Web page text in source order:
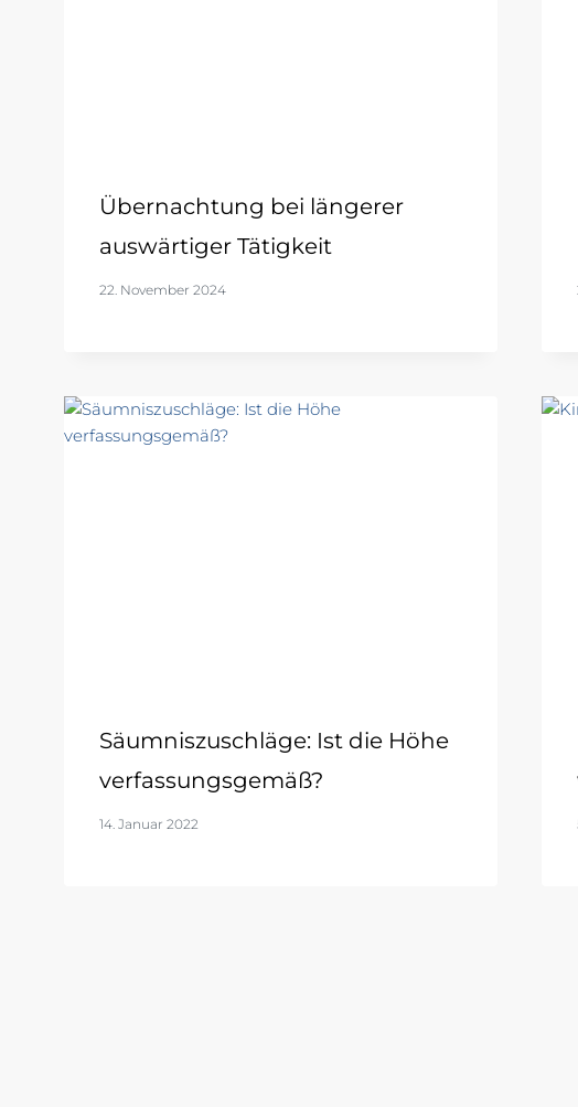
Übernachtung bei längerer
auswärtiger Tätigkeit
22. November 2024
Säumniszuschläge: Ist die Höhe
verfassungsgemäß?
14. Januar 2022